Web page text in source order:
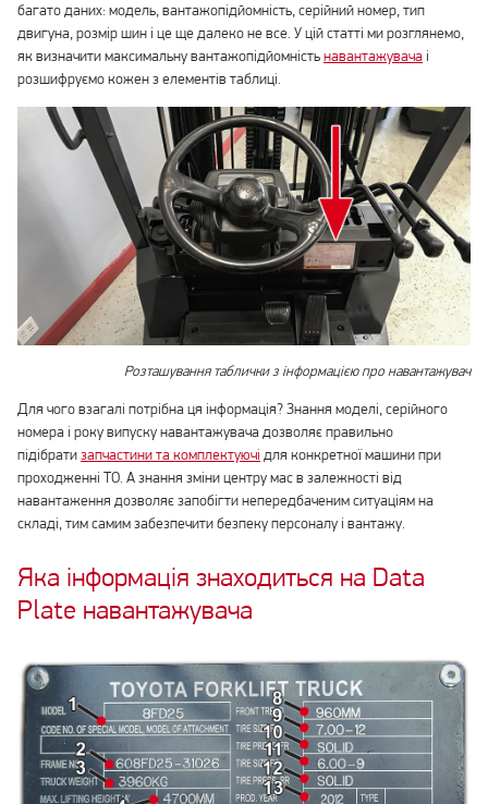
багато даних: модель, вантажопідйомність, серійний номер, тип
двигуна, розмір шин і це ще далеко не все. У цій статті ми розглянемо,
як визначити максимальну вантажопідйомність навантажувача і
розшифруємо кожен з елементів таблиці.
Розташування таблички з інформацією про навантажувач
Для чого взагалі потрібна ця інформація? Знання моделі, серійного
номера і року випуску навантажувача дозволяє правильно
підібрати запчастини та комплектуючі для конкретної машини при
проходженні ТО. А знання зміни центру мас в залежності від
навантаження дозволяє запобігти непередбаченим ситуаціям на
складі, тим самим забезпечити безпеку персоналу і вантажу.
Яка інформація знаходиться на Data
Plate навантажувача